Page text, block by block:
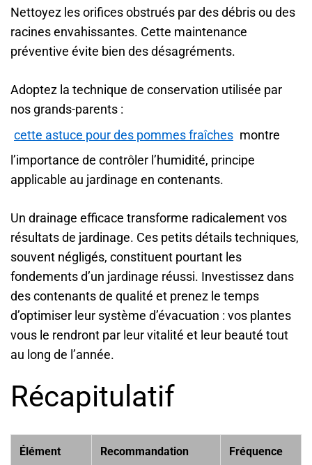
Nettoyez les orifices obstrués par des débris ou des
racines envahissantes. Cette maintenance
préventive évite bien des désagréments.
Adoptez la technique de conservation utilisée par
nos grands-parents :
cette astuce pour des pommes fraîches montre
l’importance de contrôler l’humidité, principe
applicable au jardinage en contenants.
Un drainage efficace transforme radicalement vos
résultats de jardinage. Ces petits détails techniques,
souvent négligés, constituent pourtant les
fondements d’un jardinage réussi. Investissez dans
des contenants de qualité et prenez le temps
d’optimiser leur système d’évacuation : vos plantes
vous le rendront par leur vitalité et leur beauté tout
au long de l’année.
Récapitulatif
Élément Recommandation Fréquence